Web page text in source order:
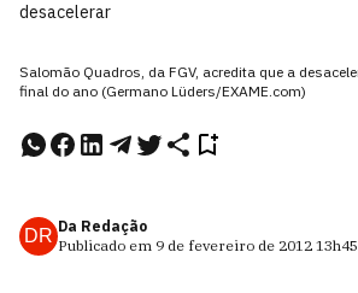
desacelerar
Salomão Quadros, da FGV, acredita que a
final do ano (Germano Lüders/EXAME.com)
DR Da Redação
Publicado em 9 de fevereiro de 2012 13h45